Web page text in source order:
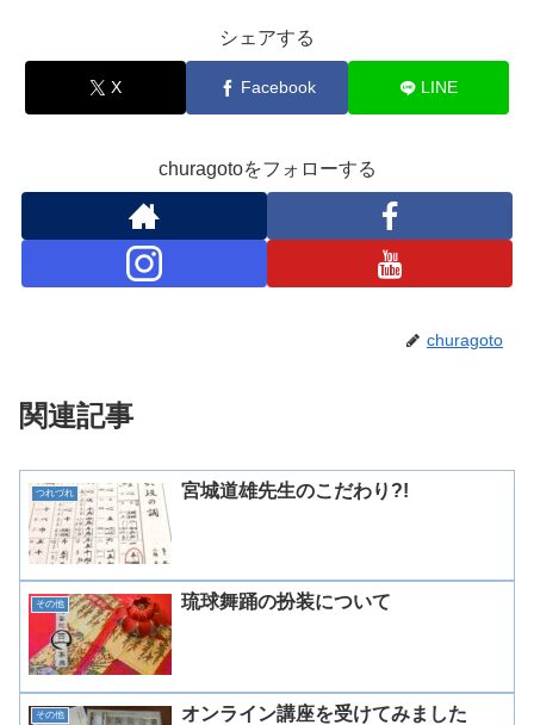
シェアする
X Facebook LINE
churagotoをフォローする
churagoto
関連記事
つれづれ 宮城道雄先生のこだわり?!
その他 琉球舞踊の扮装について
その他 オンライン講座を受けてみました